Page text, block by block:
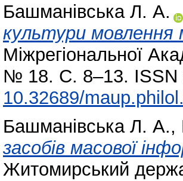
Башманівська Л. А.
культури мовлення
Міжрегіональної
№ 18. С. 8–13. ISSN
10.32689/
Башманівська Л. А.,
засобів масової
Житомирський